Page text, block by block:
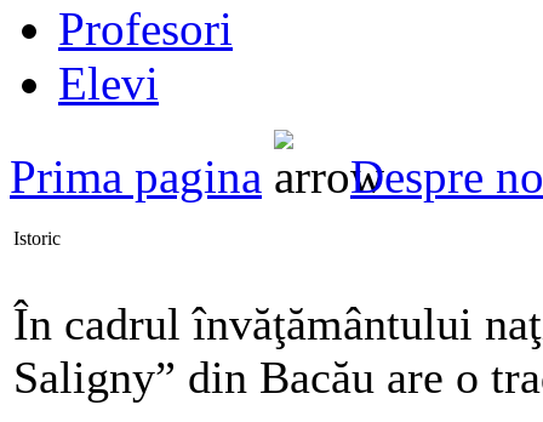
Profesori
Elevi
Prima pagina
Despre
Istoric
În cadrul învăţământului
Saligny” din Bacău are o